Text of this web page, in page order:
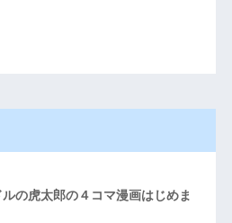
ルの虎太郎の４コマ漫画はじめま